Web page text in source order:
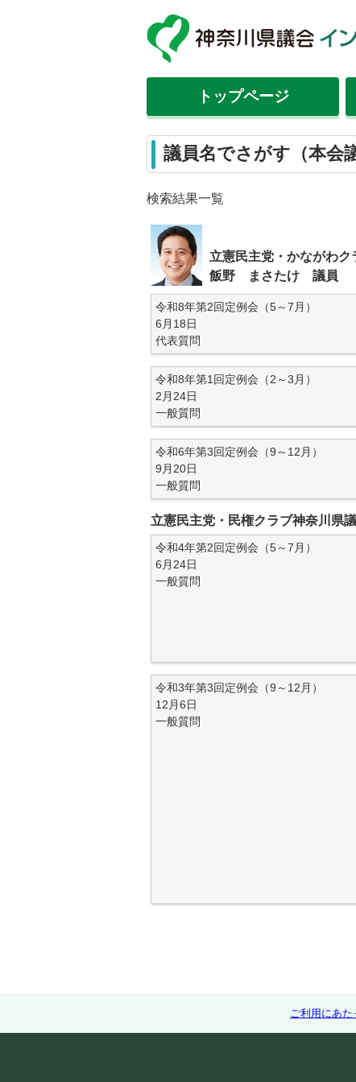
トップページ
議員名でさがす（本会
検索結果一覧
立憲民主党・かながわク
飯野 まさたけ 議員
令和8年第2回定例会（5～7月）
6月18日
代表質問
令和8年第1回定例会（2～3月）
2月24日
一般質問
令和6年第3回定例会（9～12月）
9月20日
一般質問
立憲民主党・民権クラブ神奈川県
令和4年第2回定例会（5～7月）
6月24日
一般質問
令和3年第3回定例会（9～12月）
12月6日
一般質問
ご利用にあた